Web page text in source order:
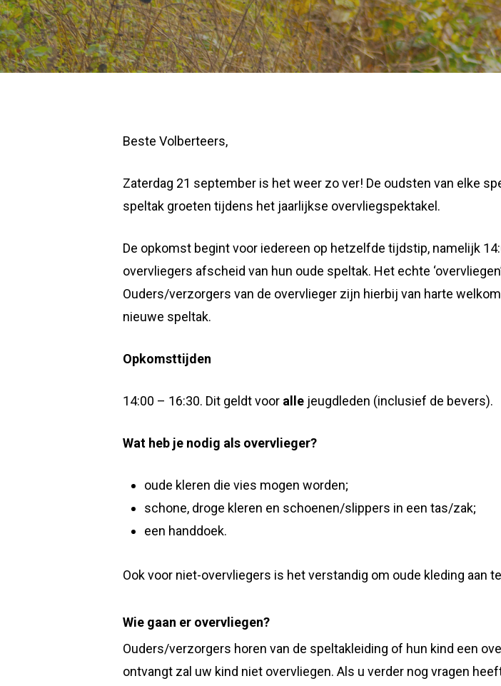
Beste Volberteers,
Zaterdag 21 september is het weer zo ver! De oudsten van elke
speltak groeten tijdens het jaarlijkse overvliegspektakel.
De opkomst begint voor iedereen op hetzelfde tijdstip, namelijk
overvliegers afscheid van hun oude speltak. Het echte
Ouders/verzorgers van de overvlieger zijn hierbij van harte
nieuwe speltak.
Opkomsttijden
14:00 – 16:30. Dit geldt voor alle jeugdleden (inclusief de bevers).
Wat heb je nodig als overvlieger?
oude kleren die vies mogen worden;
schone, droge kleren en schoenen/slippers in een tas/zak;
een handdoek.
Ook voor niet-overvliegers is het verstandig om oude kleding aan
Wie gaan er overvliegen?
Ouders/verzorgers horen van de speltakleiding of hun kind een
ontvangt zal uw kind niet overvliegen. Als u verder nog vragen